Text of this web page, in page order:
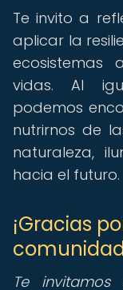
Te invito a
aplicar la
ecosistemas
vidas. Al
podemos
nutrirnos de
naturaleza,
hacia el futuro.
¡Gracias
Te